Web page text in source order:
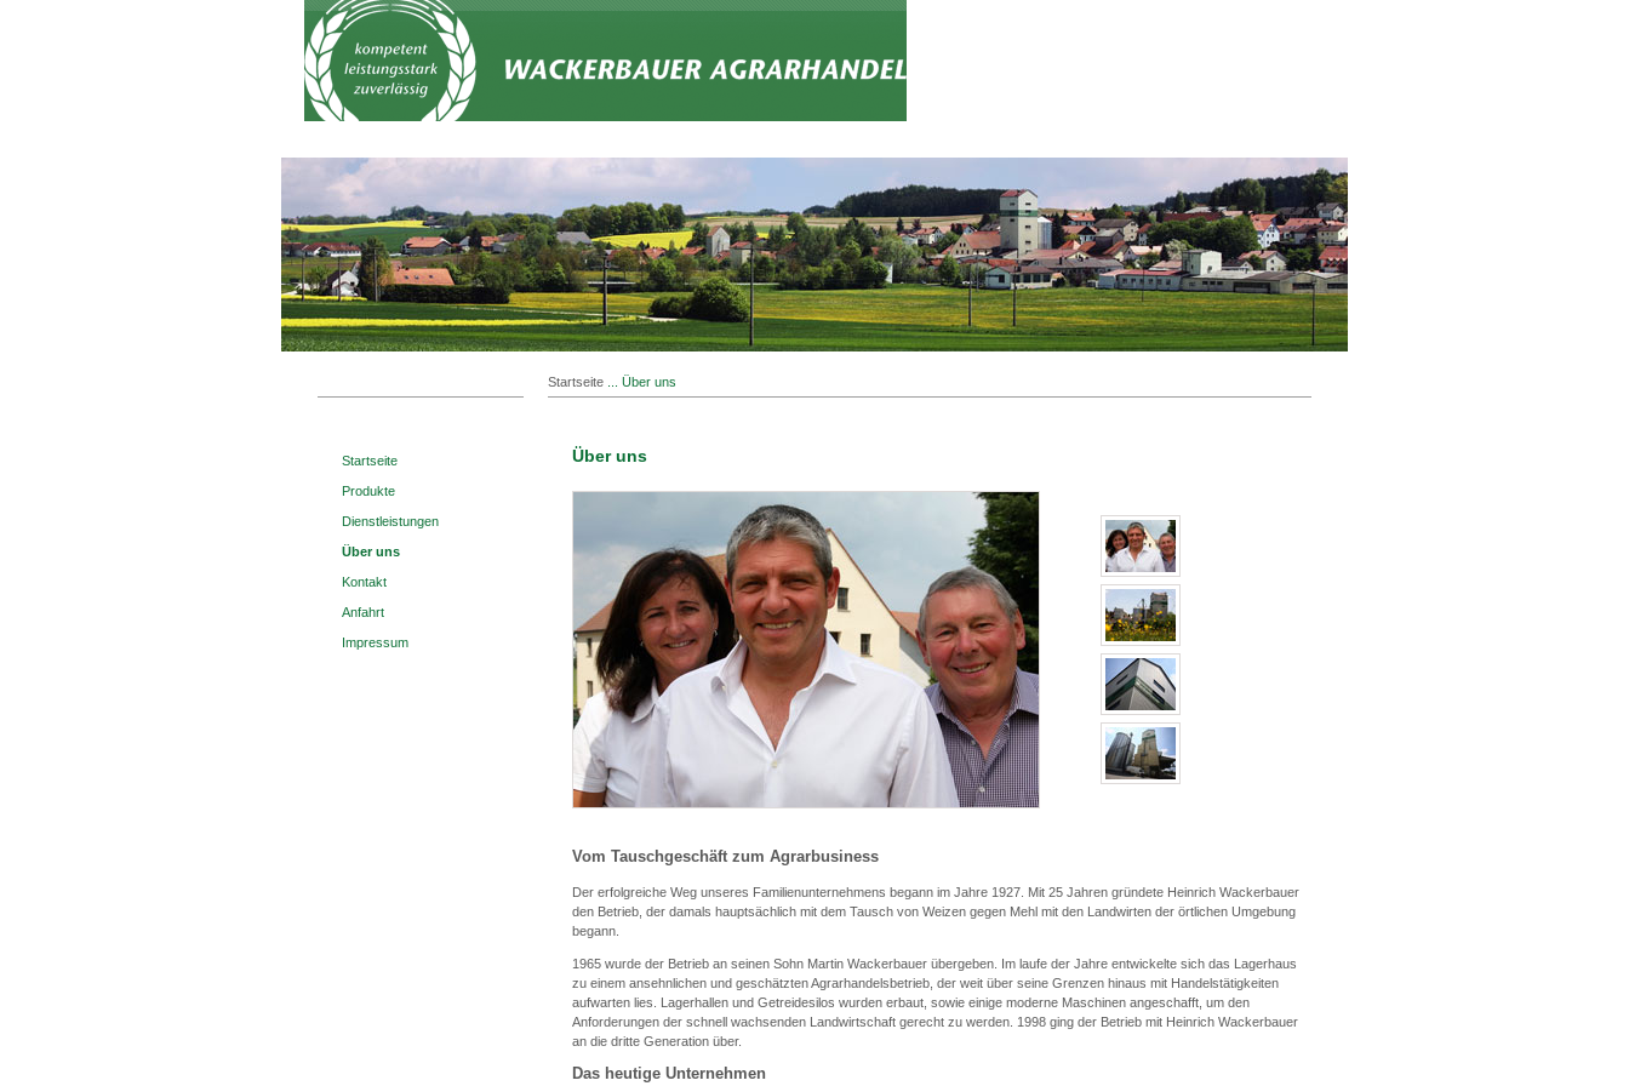
Startseite ... Über uns
Startseite
Produkte
Dienstleistungen
Über uns
Kontakt
Anfahrt
Impressum
Über uns
Vom Tauschgeschäft zum Agrarbusiness
Der erfolgreiche Weg unseres Familienunternehmens begann im Jahre 1927. Mit 25 Jahren gründete Heinrich Wackerbauer
den Betrieb, der damals hauptsächlich mit dem Tausch von Weizen gegen Mehl mit den Landwirten der örtlichen Umgebung
begann.
1965 wurde der Betrieb an seinen Sohn Martin Wackerbauer übergeben. Im laufe der Jahre entwickelte sich das Lagerhaus
zu einem ansehnlichen und geschätzten Agrarhandelsbetrieb, der weit über seine Grenzen hinaus mit Handelstätigkeiten
aufwarten lies. Lagerhallen und Getreidesilos wurden erbaut, sowie einige moderne Maschinen angeschafft, um den
Anforderungen der schnell wachsenden Landwirtschaft gerecht zu werden. 1998 ging der Betrieb mit Heinrich Wackerbauer
an die dritte Generation über.
Das heutige Unternehmen